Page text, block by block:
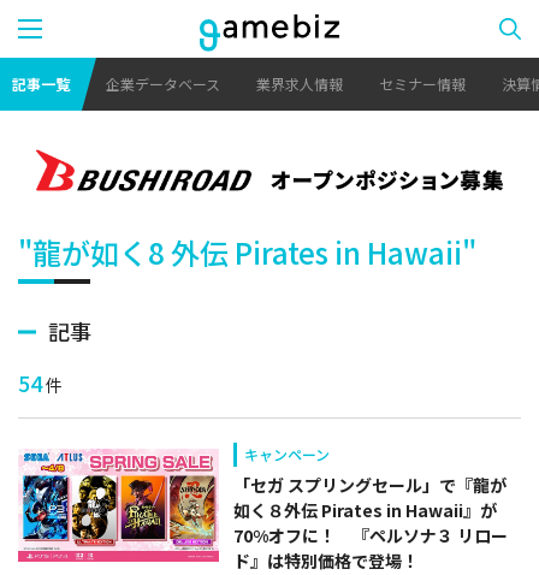
記事一覧 企業データベース 業界求人情報 セミナー情報 決算
"龍が如く8 外伝 Pirates in Hawaii"
記事
54件
キャンペーン
「セガ スプリングセール」で『龍が
如く８外伝 Pirates in Hawaii』が
70%オフに！ 『ペルソナ３ リロー
ド』は特別価格で登場！